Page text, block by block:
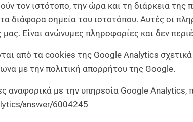
τον ιστότοπο, την ώρα και τη διάρκεια
διάφορα σημεία του ιστοτόπου. Αυτές οι
μας. Είναι ανώνυμες πληροφορίες και δεν
από τα cookies της Google Analytics
με την πολιτική απορρήτου της Google.
αναφορικά με την υπηρεσία Google Analytics,
answer/6004245